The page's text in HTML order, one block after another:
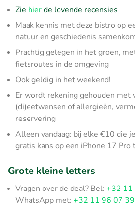
Zie hierde lovende recensies
Maak kennis met deze bistro op
natuur en geschiedenis
Prachtig gelegen in het groen,
fietsroutes in de omgeving
Ook geldig in het weekend!
Er wordt rekening gehouden met
(di)eetwensen of allergieën,
reservering
Alleen vandaag: bij elke €10 die
gratis kans op een iPhone 17 Pro
Grote kleine letters
Vragen over de deal? Bel: +32 11
WhatsApp met: +32 11 96 07 39